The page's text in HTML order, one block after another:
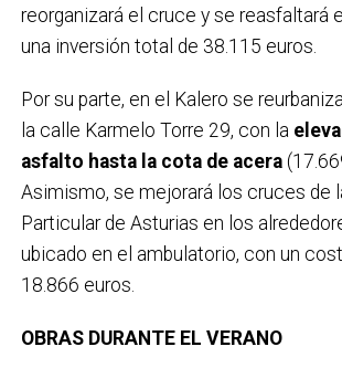
reorganizará el cruce y se reasfaltará
una inversión total de 38.115 euros.
Por su parte, en el Kalero se
la calle Karmelo Torre 29, con la
asfalto hasta la cota de acera
Asimismo, se mejorará los cruces de
Particular de Asturias en los
ubicado en el ambulatorio, con un
18.866 euros.
OBRAS DURANTE EL VERANO